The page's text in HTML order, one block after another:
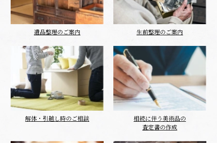
遺品整理のご案内 生前整理のご案内
解体・引越し時のご相談
相続に伴う美術品の
査定書の作成